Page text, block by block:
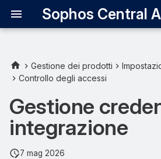
Sophos Central
Visualizzare le credenziali
Aggiungi credenziali
Modificare le credenziali
Gestione dei prodotti
Controllo degli accessi
Gestione
integrazione
7 mag 2026